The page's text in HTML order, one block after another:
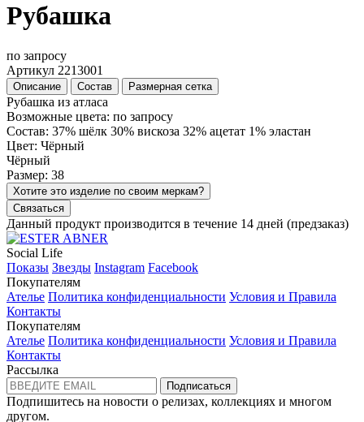
Рубашка
по запросу
Артикул 2213001
Описание Состав Размерная сетка
Рубашка из атласа
Возможные цвета: по запросу
Состав: 37% шёлк 30% вискоза 32% ацетат 1% эластан
Цвет: Чёрный
Чёрный
Размер: 38
Хотите это изделие по своим меркам?
Связаться
Данный продукт производится в течение 14 дней (предзаказ)
Social Life
Показы Звезды Instagram Facebook
Покупателям
Ателье Политика конфиденциальности Условия и Правила
Контакты
Покупателям
Ателье Политика конфиденциальности Условия и Правила
Контакты
Рассылка
Подписаться
Подпишитесь на новости о релизах, коллекциях и многом
другом.